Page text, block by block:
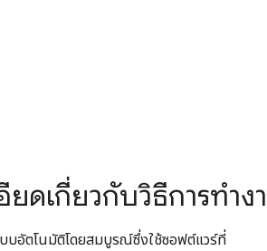
อียดเกี่ยวกับวิธีการทํ
บอัตโนมัติโดยสมบูรณ์ซึ่งใช้ซอฟต์แวร์ที่